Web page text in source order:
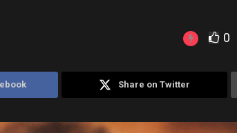
0
Share on Twitter